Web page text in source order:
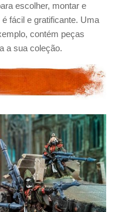
escolher, montar e
fácil e gratificante. Uma
contém peças
a sua coleção.